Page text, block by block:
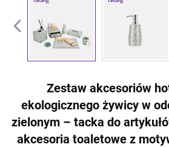
Zestaw akcesoriów
ekologicznego żywicy w
zielonym – tacka do
akcesoria toaletowe z